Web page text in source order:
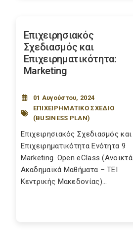
Επιχειρησιακός
Σχεδιασμός και
Επιχειρηματικότητα:
Marketing
01 Αυγούστου, 2024
ΕΠΙΧΕΙΡΗΜΑΤΙΚΟ ΣΧΕΔΙΟ
(BUSINESS PLAN)
Επιχειρησιακός Σχεδιασμός και
Επιχειρηματικότητα Ενότητα 9
Marketing. Open eClass (Ανοικτά
Ακαδημαϊκά Μαθήματα – ΤΕΙ
Κεντρικής Μακεδονίας)...